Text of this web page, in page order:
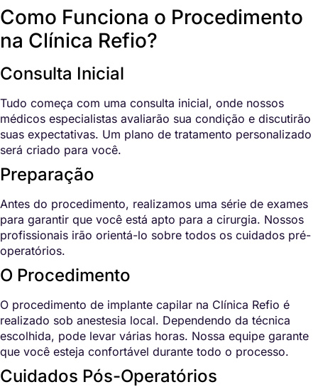
Como Funciona o Procedimento
na Clínica Refio?
Consulta Inicial
Tudo começa com uma consulta inicial, onde nossos
médicos especialistas avaliarão sua condição e discutirão
suas expectativas. Um plano de tratamento personalizado
será criado para você.
Preparação
Antes do procedimento, realizamos uma série de exames
para garantir que você está apto para a cirurgia. Nossos
profissionais irão orientá-lo sobre todos os cuidados pré-
operatórios.
O Procedimento
O procedimento de implante capilar na Clínica Refio é
realizado sob anestesia local. Dependendo da técnica
escolhida, pode levar várias horas. Nossa equipe garante
que você esteja confortável durante todo o processo.
Cuidados Pós-Operatórios